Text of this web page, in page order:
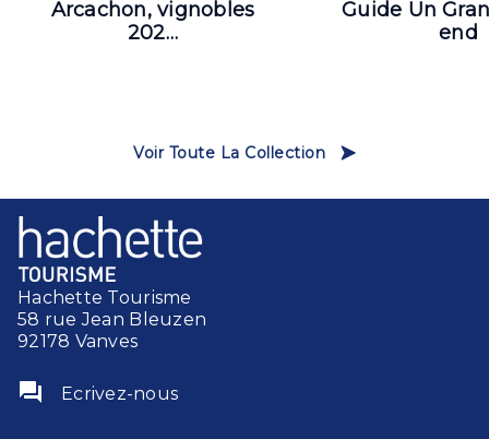
Arcachon, vignobles
202…
Guide Un
end
Voir Toute La Collection
Hachette Tourisme
58 rue Jean Bleuzen
92178 Vanves
question_answer Ecrivez-nous